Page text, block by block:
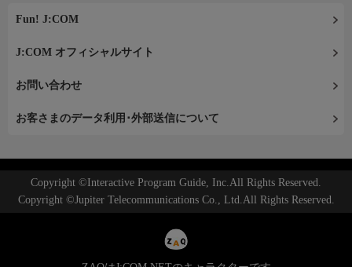
Fun! J:COM
J:COM オフィシャルサイト
お問い合わせ
お客さまのデータ利用･外部送信について
Copyright ©Interactive Program Guide, Inc.All Rights Reserved.
Copyright ©Jupiter Telecommunications Co., Ltd.All Rights Reserved.